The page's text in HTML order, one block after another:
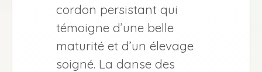
cordon persistant qui
témoigne d’une belle
maturité et d’un élevage
soigné. La danse des